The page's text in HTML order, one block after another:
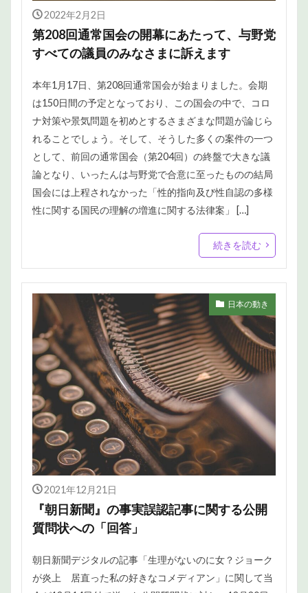
2022年2月2日
第208回通常国会の開幕にあたって、与野党
すべての議員のみなさまに訴えます
本年1月17日、第208回通常国会が始まりました。会期
は150日間の予定となっており、この国会の中で、コロ
ナ対策や景気問題を初めとするさまざまな問題が論じら
れることでしょう。そして、そうした多くの案件の一つ
として、前回の通常国会（第204回）の終盤で大きな議
論となり、いったんは与野党で合意に至ったものの結局
国会には上程されなかった「性的指向及び性自認の多様
性に関する国民の理解の増進に関する法律案」 […]
続きを読む
日本の動き
2021年12月21日
『朝日新聞』の事実誤認記事に関する公開
質問状への「回答」
朝日新聞デジタルの記事「生理がないのに女？ジョーク
が炎上 居直った私の好きなコメディアン」に関して当